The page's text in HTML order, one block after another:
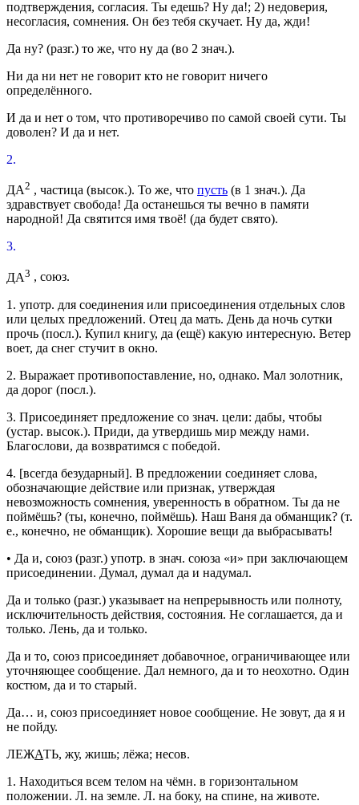
подтверждения, согласия. Ты едешь? Ну да!; 2) недоверия,
несогласия, сомнения. Он без тебя скучает. Ну да, жди!
Да ну? (разг.) то же, что ну да (во 2 знач.).
Ни да ни нет не говорит кто не говорит ничего
определённого.
И да и нет о том, что противоречиво по самой своей сути. Ты
доволен? И да и нет.
2.
ДА2 , частица (высок.). То же, что пусть (в 1 знач.). Да
здравствует свобода! Да останешься ты вечно в памяти
народной! Да святится имя твоё! (да будет свято).
3.
ДА3 , союз.
1. употр. для соединения или присоединения отдельных слов
или целых предложений. Отец да мать. День да ночь сутки
прочь (посл.). Купил книгу, да (ещё) какую интересную. Ветер
воет, да снег стучит в окно.
2. Выражает противопоставление, но, однако. Мал золотник,
да дорог (посл.).
3. Присоединяет предложение со знач. цели: дабы, чтобы
(устар. высок.). Приди, да утвердишь мир между нами.
Благослови, да возвратимся с победой.
4. [всегда безударный]. В предложении соединяет слова,
обозначающие действие или признак, утверждая
невозможность сомнения, уверенность в обратном. Ты да не
поймёшь? (ты, конечно, поймёшь). Наш Ваня да обманщик? (т.
е., конечно, не обманщик). Хорошие вещи да выбрасывать!
• Да и, союз (разг.) употр. в знач. союза «и» при заключающем
присоединении. Думал, думал да и надумал.
Да и только (разг.) указывает на непрерывность или полноту,
исключительность действия, состояния. Не соглашается, да и
только. Лень, да и только.
Да и то, союз присоединяет добавочное, ограничивающее или
уточняющее сообщение. Дал немного, да и то неохотно. Один
костюм, да и то старый.
Да… и, союз присоединяет новое сообщение. Не зовут, да я и
не пойду.
ЛЕЖАТЬ, жу, жишь; лёжа; несов.
1. Находиться всем телом на чёмн. в горизонтальном
положении. Л. на земле. Л. на боку, на спине, на животе.